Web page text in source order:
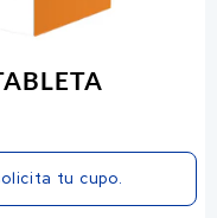
tu cupo.